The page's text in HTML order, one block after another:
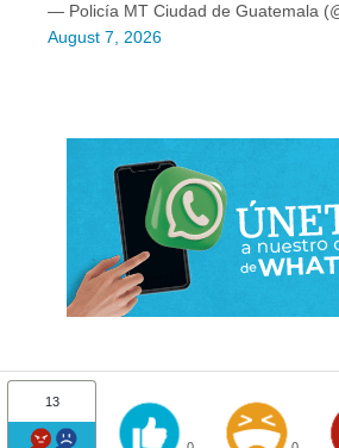
— Policía MT Ciudad de Guatemala
August 7, 2026
13